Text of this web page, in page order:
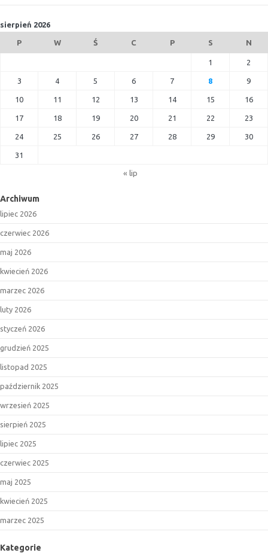
sierpień 2026
P W Ś C P S N
1 2
3 4 5 6 7 8 9
10 11 12 13 14 15 16
17 18 19 20 21 22 23
24 25 26 27 28 29 30
31
« lip
Archiwum
lipiec 2026
czerwiec 2026
maj 2026
kwiecień 2026
marzec 2026
luty 2026
styczeń 2026
grudzień 2025
listopad 2025
październik 2025
wrzesień 2025
sierpień 2025
lipiec 2025
czerwiec 2025
maj 2025
kwiecień 2025
marzec 2025
Kategorie